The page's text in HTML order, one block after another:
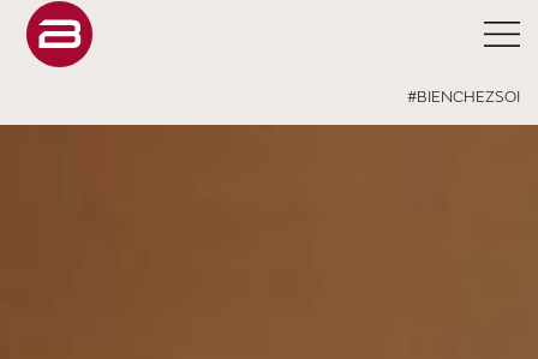
#BIENCHEZSOI